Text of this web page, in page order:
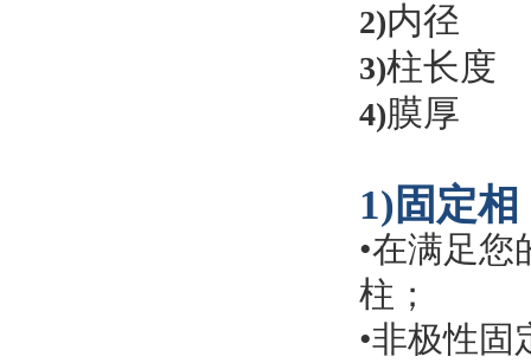
2)内径
3)柱长度
4)膜厚
1)固定相
•在满足您
柱；
•非极性固